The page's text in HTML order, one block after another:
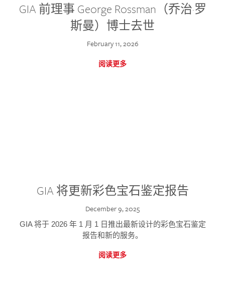
GIA 前理事 George Rossman（乔治·罗
斯曼）博士去世
February 11, 2026
阅读更多
GIA 将更新彩色宝石鉴定报告
December 9, 2025
GIA 将于 2026 年 1 月 1 日推出最新设计的彩色宝石鉴定
报告和新的服务。
阅读更多